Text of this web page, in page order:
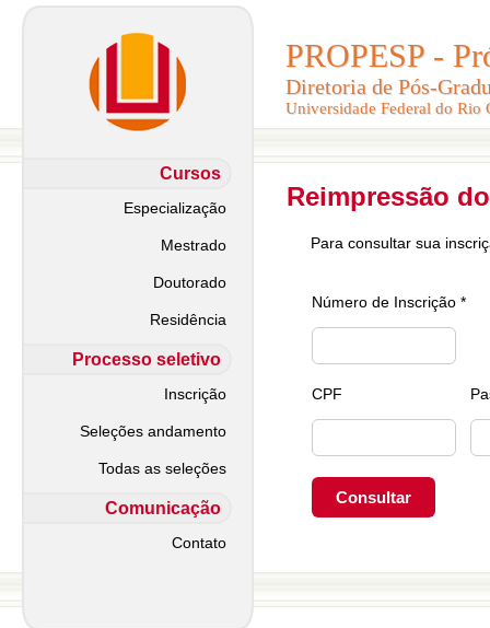
PROPESP -
Diretoria de Pós-
Universidade Federal do Rio
PROPESP -
Diretoria de Pós-
Universidade Federal do Rio
Cursos
Especialização
Mestrado
Doutorado
Residência
Processo seletivo
Inscrição
Seleções andamento
Todas as seleções
Comunicação
Contato
Reimpressão
Para consultar sua
Número de Inscrição *
CPF